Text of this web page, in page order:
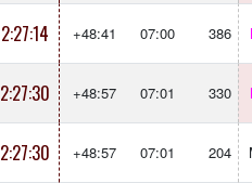
2:27:14 +48:41 07:00 386
2:27:30 +48:57 07:01 330
2:27:30 +48:57 07:01 204